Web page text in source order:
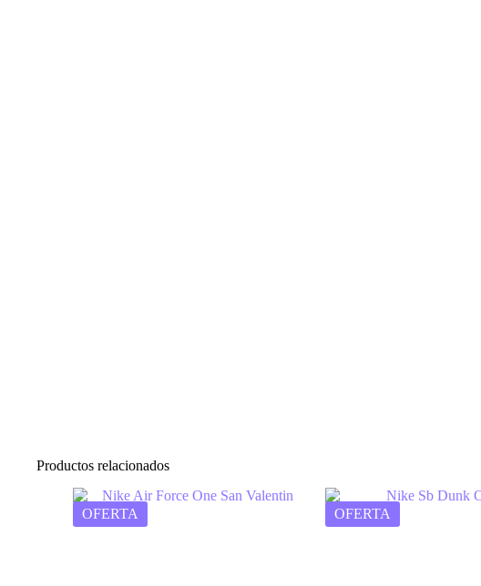
Productos relacionados
OFERTA OFERTA